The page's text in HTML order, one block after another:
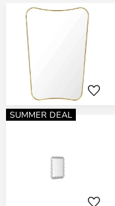
SUMMER DEAL